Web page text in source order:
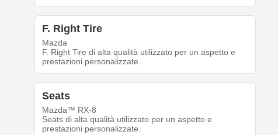
F. Right Tire
Mazda
F. Right Tire di alta qualità utilizzato per un aspetto e
prestazioni personalizzate.
Seats
Mazda™ RX-8
Seats di alta qualità utilizzato per un aspetto e
prestazioni personalizzate.